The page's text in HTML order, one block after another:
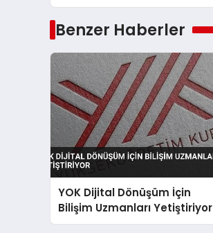
Benzer Haberler
YOK Dijital Dönüşüm İçin
Bilişim Uzmanları Yetiştiriyor